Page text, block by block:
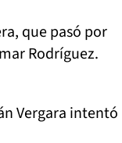
que pasó por
Rodríguez.
Vergara intentó